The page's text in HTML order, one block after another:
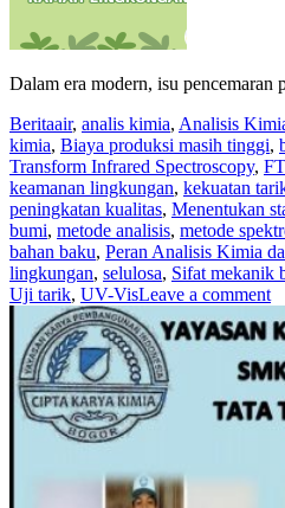
Dalam era modern, isu pencemaran
Beritaair, analis kimia, Analisis
kimia, Biaya produksi masih tinggi,
Transform Infrared Spectroscopy,
keamanan lingkungan, kekuatan
peningkatan kualitas, Menentukan
bumi, metode analisis, metode
bahan baku, Peran Analisis Kimia
lingkungan, selulosa, Sifat mekanik
Uji tarik, UV-VisLeave a comment